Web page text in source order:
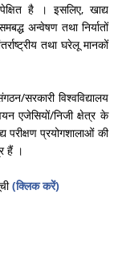
है । इसलिए, खाद्य
अन्‍वेषण तथा निर्यातों
तथा घरेलू मानकों
सरकारी विश्‍वविद्यालय
एजेसियों/निजी क्षेत्र के
परीक्षण प्रयोगशालाओं की
हैं ।
(क्लिक करें)